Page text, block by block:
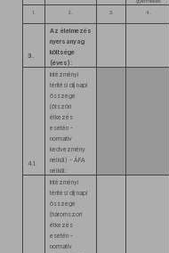
1. 2. 3. 4.
3.
Az élelmezés
nyersanyag
költsége
(éves):
4.1.
Intézményi
térítési díj napi
összege
(ötszöri
étkezés
esetén -
normatív
kedvezmény
nélkül) - ÁFA
nélkül:
Intézményi
térítési díj napi
összege
(háromszori
étkezés
esetén -
normatív